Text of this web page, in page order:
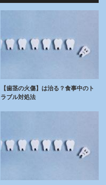
【歯茎の火傷】は治る？食事中のト
ラブル対処法